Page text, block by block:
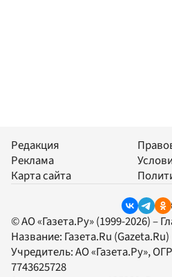
Редакция
Реклама
Карта сайта
© АО «Газета.Ру» (1999-2026) –
Название: Газета.Ru (Gazeta.Ru)
Учредитель:АО «Газета.Ру»,
7743625728